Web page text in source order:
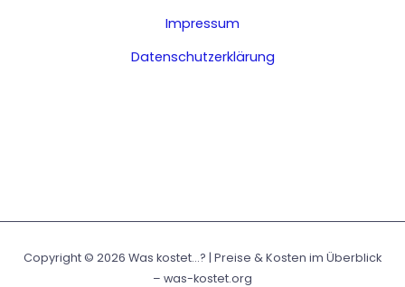
Impressum
Datenschutzerklärung
Copyright © 2026 Was kostet...? | Preise & Kosten im Überblick
– was-kostet.org